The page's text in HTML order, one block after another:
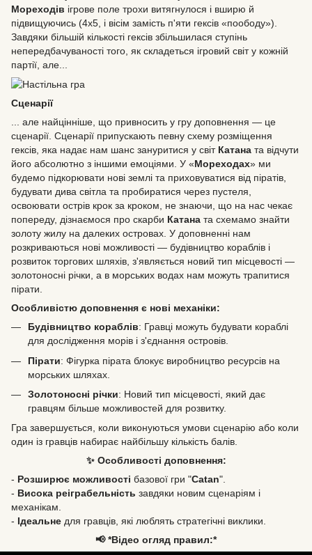
Мореходів ігрове поле трохи витягнулося і вширю й
підвищуючись (4х5, і вісім замість п'яти гексів «поободу»).
Завдяки більшій кількості гексів збільшилася ступінь
непередбачуваності того, як складеться ігровий світ у кожній
партії, але...
Сценарії
... але найцінніше, що привносить у гру доповнення — це
сценарії. Сценарії припускають певну схему розміщення
гексів, яка надає нам шанс зануритися у світ Катана та відчути
його абсолютно з іншими емоціями. У «Мореходах» ми
будемо підкорювати нові землі та приховуватися від піратів,
будувати дива світла та пробиратися через пустеля,
освоювати острів крок за кроком, не знаючи, що на нас чекає
попереду, дізнаємося про скарби Катана та схемамо знайти
золоту жилу на далеких островах. У доповненні нам
розкриваються нові можливості — будівництво кораблів і
розвиток торгових шляхів, з'являється новий тип місцевості —
золотоносні річки, а в морських водах нам можуть трапитися
пірати.
Особливістю доповнення є нові механіки:
Будівництво кораблів: Гравці можуть будувати кораблі
для дослідження морів і з'єднання островів.
Пірати: Фігурка пірата блокує виробництво ресурсів на
морських шляхах.
Золотоносні річки: Новий тип місцевості, який дає
гравцям більше можливостей для розвитку.
Гра завершується, коли виконуються умови сценарію або коли
один із гравців набирає найбільшу кількість балів.
✨ Особливості доповнення:
- Розширює можливості базової гри "Catan".
- Висока реіграбельність завдяки новим сценаріям і
механікам.
- Ідеальне для гравців, які люблять стратегічні виклики.
📢 *Відео огляд правил:*